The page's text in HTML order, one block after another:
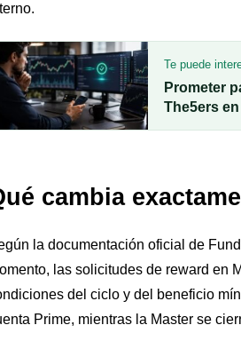
Te puede
Prometer
The5ers
cambia
la documentación oficial de
las solicitudes de reward en
del ciclo y del beneficio
Prime, mientras la Master se